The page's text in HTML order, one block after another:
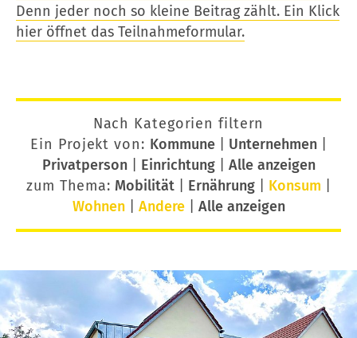
Denn jeder noch so kleine Beitrag zählt. Ein Klick
hier öffnet das Teilnahmeformular.
Nach Kategorien filtern
Ein Projekt von: Kommune| Unternehmen|
Privatperson| Einrichtung| Alle anzeigen
zum Thema: Mobilität Ernährung Konsum
Wohnen| Andere| Alle anzeigen